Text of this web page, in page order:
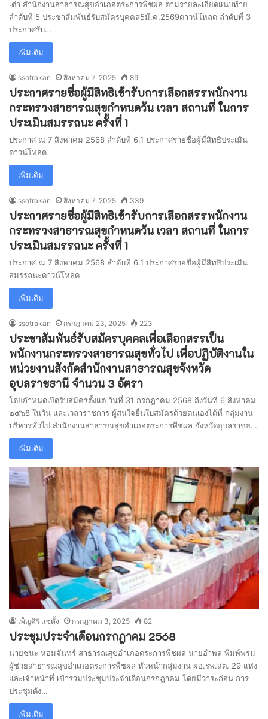
เต่า สำนักงานสาธารณสุขอำเภอตระการพืชผล ตามรายละเอียดแนบท้าย
ลำดับที่ 5 ประชาสัมพันธ์รับสมัครบุคคล5มี.ค.2569ดาวน์โหลด ลำดับที่ 3
ประกาศรับ…
เพิ่มเติม
ssotrakan สิงหาคม 7, 2025 89
ประกาศรายชื่อผู้มีสิทธิเข้ารับการเลือกสรรพนักงาน
กระทรวงสาธารณสุขกำหนดวัน เวลา สถานที่ ในการ
ประเมินสมรรถนะ ครั้งที่ 1
ประกาศ ณ 7 สิงหาคม 2568 ลำดับที่ 6.1 ประกาศรายชื่อผู้มีสิทธิประเมิน
ดาวน์โหลด
เพิ่มเติม
ssotrakan สิงหาคม 7, 2025 339
ประกาศรายชื่อผู้มีสิทธิเข้ารับการเลือกสรรพนักงาน
กระทรวงสาธารณสุขกำหนดวัน เวลา สถานที่ ในการ
ประเมินสมรรถนะ ครั้งที่ 1
ประกาศ ณ 7 สิงหาคม 2568 ลำดับที่ 6.1 ประกาศรายชื่อผู้มีสิทธิประเมิน
สมรรถนะดาวน์โหลด
เพิ่มเติม
ssotrakan กรกฎาคม 23, 2025 223
ประชาสัมพันธ์รับสมัครบุคคลเพื่อเลือกสรรเป็น
พนักงานกระทรวงสาธารณสุขทั่วไป เพื่อปฏิบัติงานใน
หน่วยงานสังกัดสำนักงานสาธารณสุขจังหวัด
อุบลราชธานี จำนวน 3 อัตรา
โดยกำหนดเปิดรับสมัครตั้งแต่ วันที่ 31 กรกฎาคม 2568 ถึงวันที่ 6 สิงหาคม
๒๕๖8 ในวัน และเวลาราชการ ผู้สนใจยื่นใบสมัครด้วยตนเองได้ที่ กลุ่มงาน
บริหารทั่วไป สำนักงานสาธารณสุขอำเภอตระการพืชผล จังหวัดอุบลราชธ…
เพิ่มเติม
เพ็ญศิริ เเซ่ตั้ง กรกฎาคม 3, 2025 82
ประชุมประจำเดือนกรกฎาคม 2568
นายชนะ หอมจันทร์ สาธารณสุขอำเภอตระการพืชผล นายอำพล พิมพ์พรม
ผู้ช่วยสาธารณสุขอำเภอตระการพืชผล หัวหน้ากลุ่มงาน ผอ.รพ.สต. 29 แห่ง
และเจ้าหน้าที่ เข้าร่วมประชุมประจำเดือนกรกฎาคม โดยมีวาระก่อน การ
ประชุมดัง…
เพิ่มเติม